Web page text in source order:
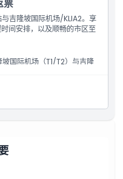
票
吉隆坡国际机场/KLIA2。享
间安排，以及顺畅的市区至
国际机场（T1/T2）与吉隆